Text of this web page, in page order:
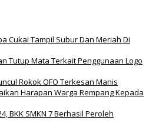
Cukai Tampil Subur Dan Meriah Di
Tutup Mata Terkait Penggunaan Logo
Rokok OFO Terkesan Manis
Harapan Warga Rempang Kepada
BKK SMKN 7 Berhasil Peroleh